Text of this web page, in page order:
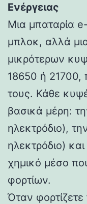
Ενέργειας
Μια μπαταρία
μπλοκ, αλλά
μικρότερων
18650 ή 21700,
τους. Κάθε
βασικά μέρη:
ηλεκτρόδιο),
ηλεκτρόδιο)
χημικό μέσο
φορτίων.
Όταν